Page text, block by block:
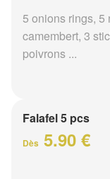
5 onions rings, 5
camembert, 3
poivrons ...
Falafel 5 pcs
Dès 5.90 €